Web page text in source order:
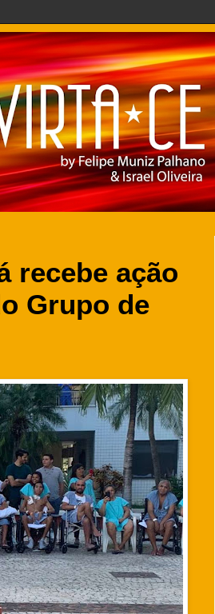
recebe ação
Grupo de